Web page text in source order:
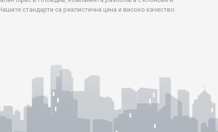
стандарти са реалистична цена и високо качество